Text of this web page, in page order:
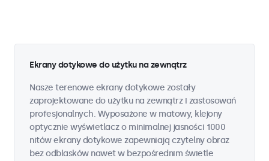
Ekrany dotykowe do użytku na zewnątrz
Nasze terenowe ekrany dotykowe zostały
zaprojektowane do użytku na zewnątrz i zastosowań
profesjonalnych. Wyposażone w matowy, klejony
optycznie wyświetlacz o minimalnej jasności 1000
nitów ekrany dotykowe zapewniają czytelny obraz
bez odblasków nawet w bezpośrednim świetle